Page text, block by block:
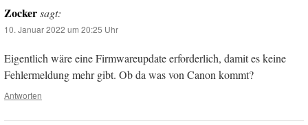
Zockersagt:
10. Januar 2022 um 20:25 Uhr
Eigentlich wäre eine Firmwareupdate erforderlich, damit es keine
Fehlermeldung mehr gibt. Ob da was von Canon kommt?
Antworten